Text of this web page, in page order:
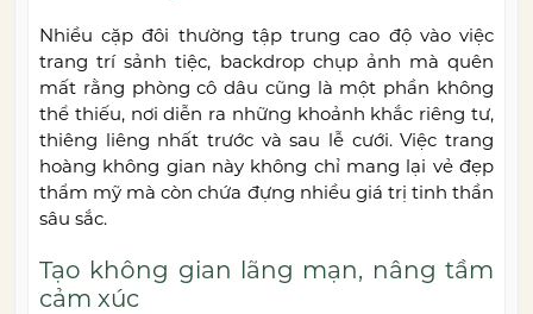
Nhiều cặp đôi thường tập trung cao độ vào việc
trang trí sảnh tiệc, backdrop chụp ảnh mà quên
mất rằng phòng cô dâu cũng là một phần không
thể thiếu, nơi diễn ra những khoảnh khắc riêng tư,
thiêng liêng nhất trước và sau lễ cưới. Việc trang
hoàng không gian này không chỉ mang lại vẻ đẹp
thẩm mỹ mà còn chứa đựng nhiều giá trị tinh thần
sâu sắc.
Tạo không gian lãng mạn, nâng tầm
cảm xúc